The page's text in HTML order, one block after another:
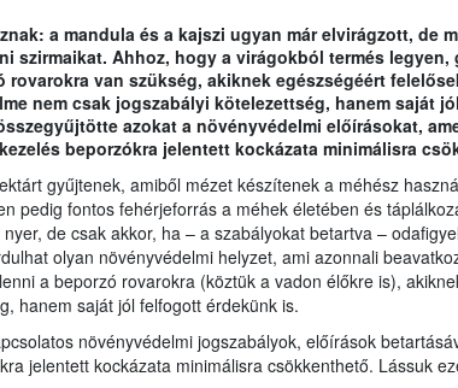
a mandula és a kajszi ugyan már elvirágzott, de
szirmaikat. Ahhoz, hogy a virágokból termés
rovarokra van szükség, akiknek egészségéért
nem csak jogszabályi kötelezettség, hanem saját
azokat a növényvédelmi előírásokat,
beporzókra jelentett kockázata minimálisra
gyűjtenek, amiből mézet készítenek a méhész
pedig fontos fehérjeforrás a méhek életében és
de csak akkor, ha – a szabályokat betartva –
olyan növényvédelmi helyzet, ami azonnali
a beporzó rovarokra (köztük a vadon élőkre is),
hanem saját jól felfogott érdekünk is.
növényvédelmi jogszabályok, előírások
jelentett kockázata minimálisra csökkenthető. Lássuk